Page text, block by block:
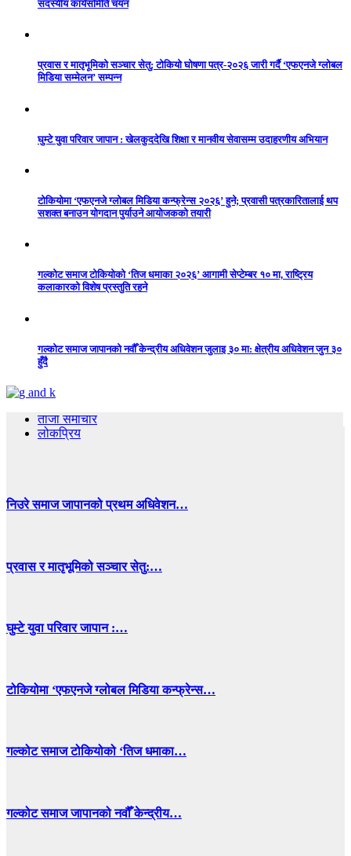
सदस्यीय कार्यसमिति चयन
प्रवास र मातृभूमिको सञ्चार सेतु: टोकियो घोषणा पत्र-२०२६ जारी गर्दै ‘एफएनजे ग्लोबल
मिडिया सम्मेलन’ सम्पन्न
घुम्टे युवा परिवार जापान : खेलकुददेखि शिक्षा र मानवीय सेवासम्म उदाहरणीय अभियान
टोकियोमा ‘एफएनजे ग्लोबल मिडिया कन्फ्रेन्स २०२६’ हुने; प्रवासी पत्रकारितालाई थप
सशक्त बनाउन योगदान पुर्याउने आयोजकको तयारी
गल्कोट समाज टोकियोको ‘तिज धमाका २०२६’ आगामी सेप्टेम्बर १० मा, राष्ट्रिय
कलाकारको विशेष प्रस्तुति रहने
गल्कोट समाज जापानको नवौँ केन्द्रीय अधिवेशन जुलाइ ३० मा: क्षेत्रीय अधिवेशन जुन ३०
हुँदै
ताजा समाचार
लोकप्रिय
निउरे समाज जापानको प्रथम अधिवेशन…
प्रवास र मातृभूमिको सञ्चार सेतु:…
घुम्टे युवा परिवार जापान :…
टोकियोमा ‘एफएनजे ग्लोबल मिडिया कन्फ्रेन्स…
गल्कोट समाज टोकियोको ‘तिज धमाका…
गल्कोट समाज जापानको नवौँ केन्द्रीय…